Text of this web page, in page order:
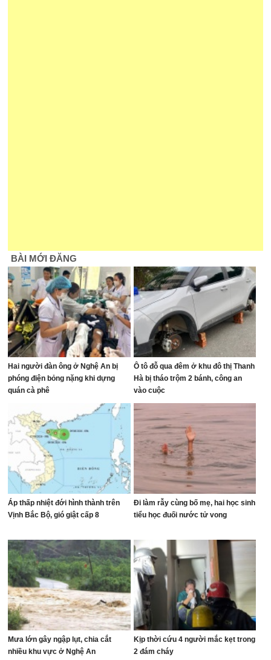
BÀI MỚI ĐĂNG
Hai người đàn ông ở Nghệ An bị
phóng điện bỏng nặng khi dựng
quán cà phê
Ô tô đỗ qua đêm ở khu đô thị Thanh
Hà bị tháo trộm 2 bánh, công an
vào cuộc
Áp thấp nhiệt đới hình thành trên
Vịnh Bắc Bộ, gió giật cấp 8
Đi làm rẫy cùng bố mẹ, hai học sinh
tiểu học đuối nước tử vong
Mưa lớn gây ngập lụt, chia cắt
nhiều khu vực ở Nghệ An
Kịp thời cứu 4 người mắc kẹt trong
2 đám cháy